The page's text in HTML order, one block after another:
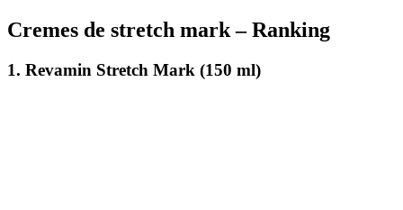
Cremes de stretch mark – Ranking
1. Revamin Stretch Mark (150 ml)